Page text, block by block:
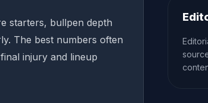
starters, bullpen depth
The best numbers often
injury and lineup